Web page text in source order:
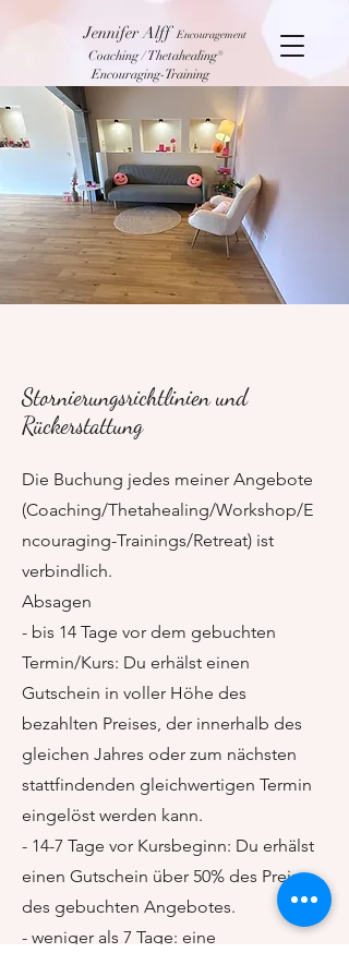
Jennifer Alff Encouragement
Coaching / Thetahealing®
Encouraging-Training
Stornierungsrichtlinien und
Rückerstattung
Die Buchung jedes meiner Angebote
(Coaching/Thetahealing/Workshop/E
ncouraging-Trainings/Retreat) ist
verbindlich.
​Absagen
- bis 14 Tage vor dem gebuchten
Termin/Kurs: Du erhälst einen
Gutschein in voller Höhe des
bezahlten Preises, der innerhalb des
gleichen Jahres oder zum nächsten
stattfindenden gleichwertigen Termin
eingelöst werden kann.
- 14-7 Tage vor Kursbeginn: Du erhälst
einen Gutschein über 50% des Preises
des gebuchten Angebotes.
- weniger als 7 Tage: eine